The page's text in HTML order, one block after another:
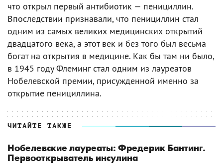
что открыл первый антибиотик — пенициллин.
Впоследствии признавали, что пенициллин стал
одним из самых великих медицинских открытий
двадцатого века, а этот век и без того был весьма
богат на открытия в медицине. Как бы там ни было,
в 1945 году Флеминг стал одним из лауреатов
Нобелевской премии, присужденной именно за
открытие пенициллина.
ЧИТАЙТЕ ТАКЖЕ
Нобелевские лауреаты: Фредерик Бантинг.
Первооткрыватель инсулина